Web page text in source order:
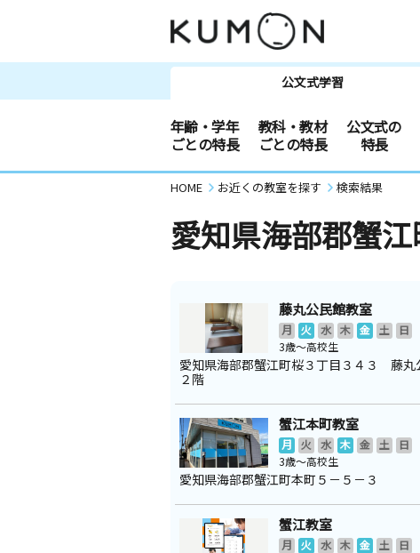
公文式学習
年齢・学年
ごとの特長
教科・教材
ごとの特長
公文式の
特長
HOME お近くの教室を探す 検索結果
愛知県海部郡蟹
藤丸公民館教室
月 火 水 木 金 土
日
3歳～高校生
愛知県海部郡蟹江町桜３丁目３４３ 藤丸
２階
蟹江本町教室
月 火 水 木 金 土
日
3歳～高校生
愛知県海部郡蟹江町本町５－５－３
蟹江教室
月 火 水 木 金 土
日